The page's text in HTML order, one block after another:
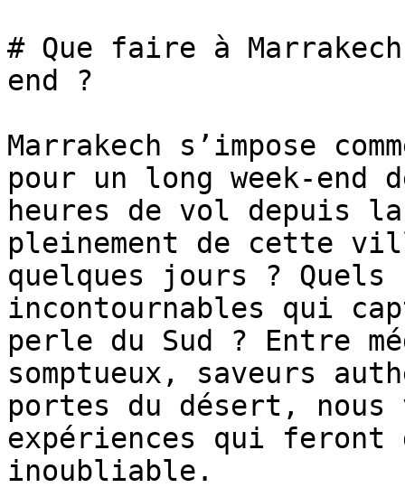
# Que faire à
end ?
Marrakech s’impose
pour un long week-end
heures de vol depuis
pleinement de cette
quelques jours ?
incontournables qui
perle du Sud ? Entre
somptueux, saveurs
portes du désert, nous
expériences qui feront
inoubliable.